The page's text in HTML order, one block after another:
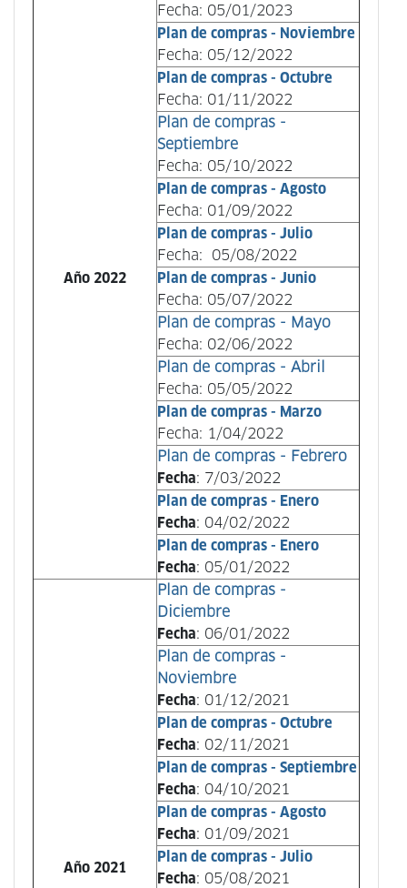
Año 2022
Fecha: 05/01/2023
Plan de compras - Noviembre
Fecha: 05/12/2022
Plan de compras - Octubre
Fecha: 01/11/2022
Plan de compras -
Septiembre
Fecha: 05/10/2022
Plan de compras - Agosto
Fecha: 01/09/2022
Plan de compras - Julio
Fecha: 05/08/2022
Plan de compras - Junio
Fecha: 05/07/2022
Plan de compras - Mayo
Fecha: 02/06/2022
Plan de compras - Abril
Fecha: 05/05/2022
Plan de compras - Marzo
Fecha: 1/04/2022
Plan de compras - Febrero
Fecha: 7/03/2022
Plan de compras - Enero
Fecha: 04/02/2022
Plan de compras - Enero
Fecha: 05/01/2022
Año 2021
Plan de compras -
Diciembre
Fecha: 06/01/2022
Plan de compras -
Noviembre
Fecha: 01/12/2021
Plan de compras - Octubre
Fecha: 02/11/2021
Plan de compras - Septiembre
Fecha: 04/10/2021
Plan de compras - Agosto
Fecha: 01/09/2021
Plan de compras - Julio
Fecha: 05/08/2021